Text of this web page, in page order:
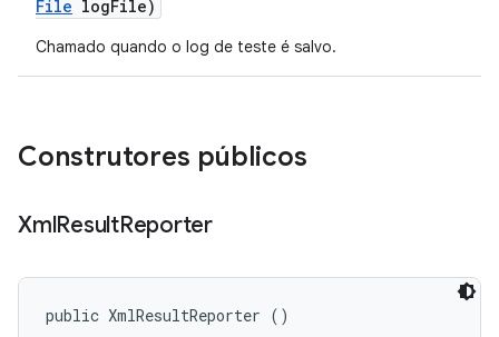
File logFile)
Chamado quando o log de teste é salvo.
Construtores públicos
XmlResultReporter
public XmlResultReporter ()